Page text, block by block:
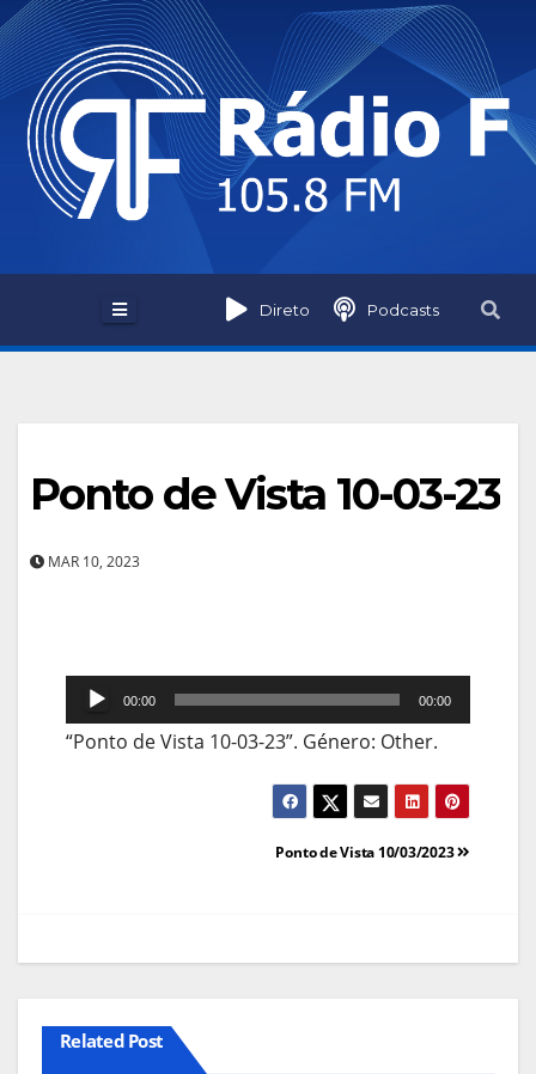
Skip
to
content
Direto Podcasts
Ponto de Vista 10-03-23
MAR 10, 2023
Reprodutor
de
00:00 00:00
“Ponto de Vista 10-03-23”. Género: Other.
Ponto de Vista 10/03/2023
Related Post